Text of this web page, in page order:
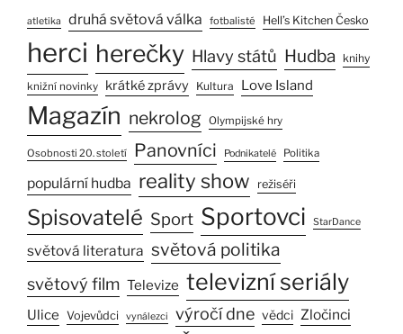
atletika druhá světová válka fotbalisté Hell’s Kitchen Česko
herci herečky Hlavy států Hudba knihy
knižní novinky krátké zprávy Kultura Love Island
Magazín nekrolog Olympijské hry
Osobnosti 20. století Panovníci Podnikatelé Politika
populární hudba reality show režiséři
Spisovatelé Sport Sportovci StarDance
světová literatura světová politika
světový film Televize televizní seriály
Ulice Vojevůdci vynálezci výročí dne vědci Zločinci